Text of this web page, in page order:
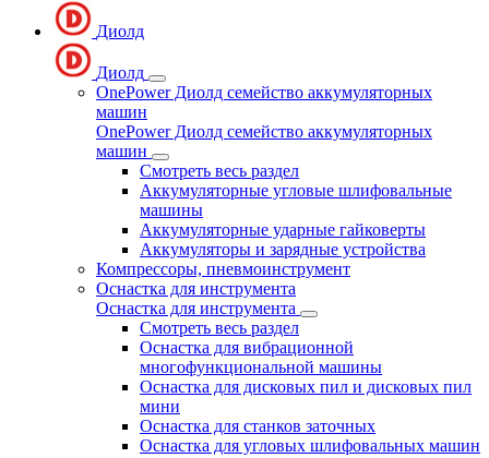
Диолд
Диолд
OnePower Диолд семейство аккумуляторных
машин
OnePower Диолд семейство аккумуляторных
машин
Смотреть весь раздел
Аккумуляторные угловые шлифовальные
машины
Аккумуляторные ударные гайковерты
Аккумуляторы и зарядные устройства
Компрессоры, пневмоинструмент
Оснастка для инструмента
Оснастка для инструмента
Смотреть весь раздел
Оснастка для вибрационной
многофункциональной машины
Оснастка для дисковых пил и дисковых пил
мини
Оснастка для станков заточных
Оснастка для угловых шлифовальных машин